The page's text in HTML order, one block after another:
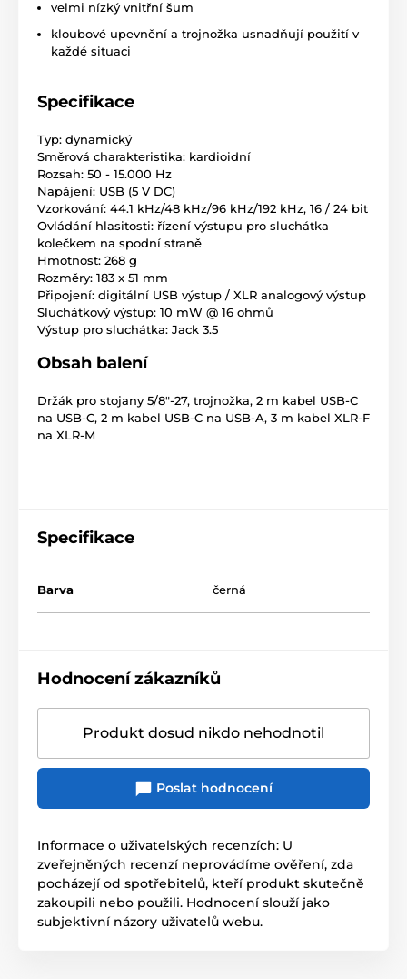
velmi nízký vnitřní šum
kloubové upevnění a trojnožka usnadňují použití v
každé situaci
Specifikace
Typ: dynamický
Směrová charakteristika: kardioidní
Rozsah: 50 - 15.000 Hz
Napájení: USB (5 V DC)
Vzorkování: 44.1 kHz/48 kHz/96 kHz/192 kHz, 16 / 24 bit
Ovládání hlasitosti: řízení výstupu pro sluchátka
kolečkem na spodní straně
Hmotnost: 268 g
Rozměry: 183 x 51 mm
Připojení: digitální USB výstup / XLR analogový výstup
Sluchátkový výstup: 10 mW @ 16 ohmů
Výstup pro sluchátka: Jack 3.5
Obsah balení
Držák pro stojany 5/8"-27, trojnožka, 2 m kabel USB-C
na USB-C, 2 m kabel USB-C na USB-A, 3 m kabel XLR-F
na XLR-M
Specifikace
Barva černá
Hodnocení zákazníků
Produkt dosud nikdo nehodnotil
Poslat hodnocení
Informace o uživatelských recenzích: U
zveřejněných recenzí neprovádíme ověření, zda
pocházejí od spotřebitelů, kteří produkt skutečně
zakoupili nebo použili. Hodnocení slouží jako
subjektivní názory uživatelů webu.